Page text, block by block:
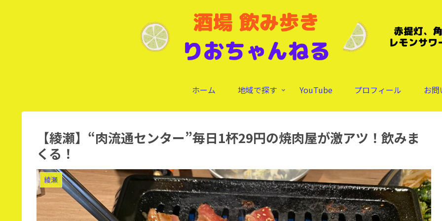
ホーム 地域で探す YouTube プロフィール お
【綾瀬】“肉流通センター”毎日1杯29円の焼肉屋が激アツ！飲みま
くる！
綾瀬